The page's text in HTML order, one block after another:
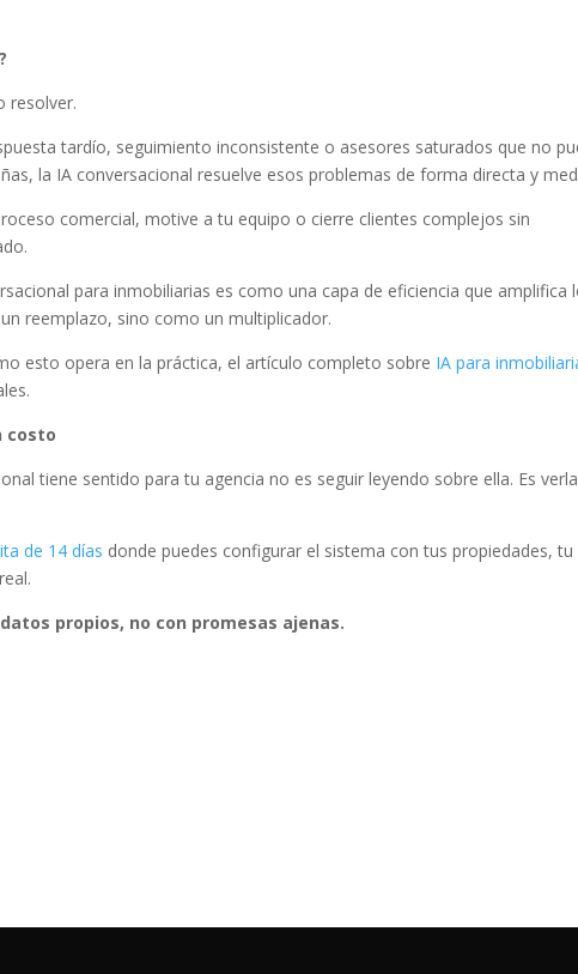
resolver.
tardío, seguimiento inconsistente o asesores saturados que no
la IA conversacional resuelve esos problemas de forma directa y
comercial, motive a tu equipo o cierre clientes complejos sin
para inmobiliarias es como una capa de eficiencia que amplifica
reemplazo, sino como un multiplicador.
esto opera en la práctica, el artículo completo sobre IA para
costo
tiene sentido para tu agencia no es seguir leyendo sobre ella. Es verla
de 14 días donde puedes configurar el sistema con tus propiedades, tu
propios, no con promesas ajenas.